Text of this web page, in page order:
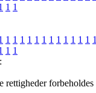
1 1
1 1 1 1 1 1 1 1 1 1 1 1 1
1 1
rettigheder forbeholdes